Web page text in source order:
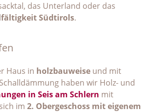
das Unterland oder das
Südtirols.
Haus in holzbauweise und mit
haben wir Holz- und
in Seis am Schlern mit
im 2. Obergeschoss mit eigenem